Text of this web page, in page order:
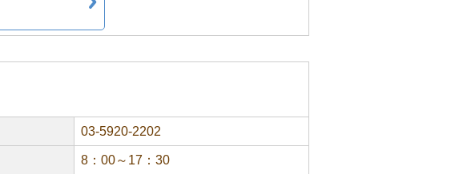
03-5920-2202
8：00～17：30